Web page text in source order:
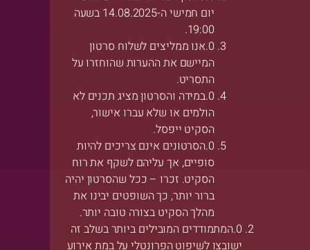
יום חמישי ה-14.08.2025 בשעה
19:00.
אנו ממליצים לשלוח סרטון
המיישם את ההערות שהוחזרו על
התסריט.
במידה והסרטון מציג תכנים לא
הולמים או שלא עברו אישור,
הסקיט ייפסל.
הסרטונים אינם צריכים להיות
סופיים, אך עליהם לשקף את רוח
הסקיט. זכרו – ככל שהסרטון יהיה
ברור יותר, כך השופטים יבינו את
מהלך הסקיט בצורה טובה יותר.
המתמודדים המובילים ביותר בשלב זה
ישובצו לשיפוט הפרונטלי על במת אירוע